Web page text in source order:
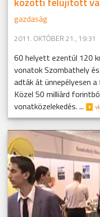
gazdaság
2011. OKTÓBER 21., 19:31
60 helyett ezentúl 120
vonatok Szombathely
adták át ünnepélyesen
Közel 50 milliárd
vonatközelekedés. ...